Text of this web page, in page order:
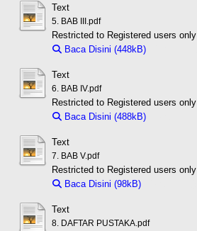
Text
5. BAB III.pdf
Restricted to Registered users only
Baca Disini (448kB)
Text
6. BAB IV.pdf
Restricted to Registered users only
Baca Disini (488kB)
Text
7. BAB V.pdf
Restricted to Registered users only
Baca Disini (98kB)
Text
8. DAFTAR PUSTAKA.pdf